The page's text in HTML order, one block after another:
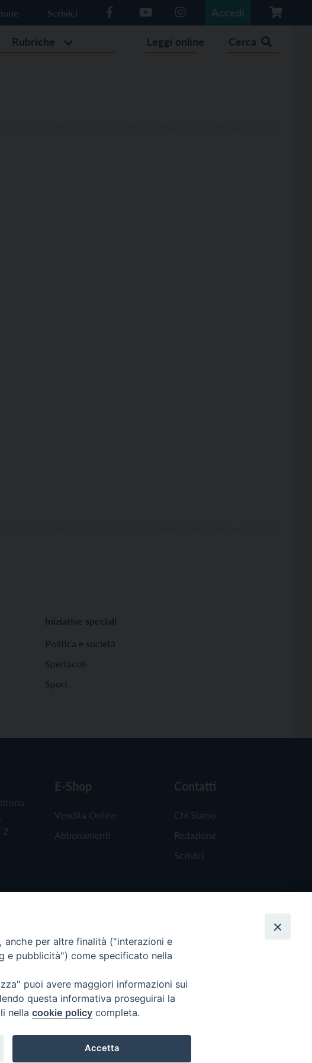
Scrivici Accedi
Rubriche Leggi online Cerca
Iniziative speciali
Politica e società
Spettacoli
Sport
2
E-Shop
Vendita Online
Abbonamenti
Contatti
Chi Siamo
Redazione
Scrivici
per altre finalità ("interazioni e
e pubblicità") come specificato nella
puoi avere maggiori informazioni sui
questa informativa proseguirai la
nella cookie policy completa.
Accetta